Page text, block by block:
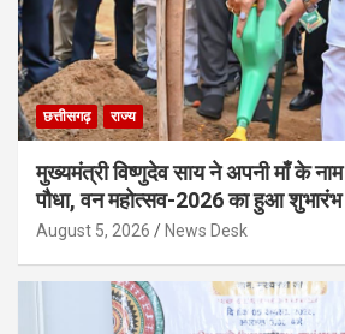
छत्तीसगढ़ राज्य
मुख्यमंत्री विष्णुदेव साय ने अपनी माँ के
पौधा, वन महोत्सव-2026 का हुआ शुभारंभ
August 5, 2026 News Desk